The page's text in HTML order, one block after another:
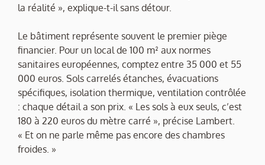
la réalité », explique-t-il sans détour.
Le bâtiment représente souvent le premier piège
financier. Pour un local de 100 m² aux normes
sanitaires européennes, comptez entre 35 000 et 55
000 euros. Sols carrelés étanches, évacuations
spécifiques, isolation thermique, ventilation contrôlée
: chaque détail a son prix. « Les sols à eux seuls, c’est
180 à 220 euros du mètre carré », précise Lambert.
« Et on ne parle même pas encore des chambres
froides. »